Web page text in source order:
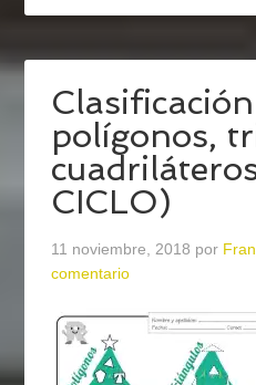
polígonos,
CICLO)
11 noviembre, 2018 por
comentario